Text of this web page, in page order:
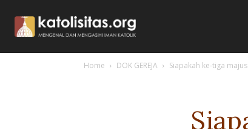
Home DOK GEREJA Siapakah ke-tiga